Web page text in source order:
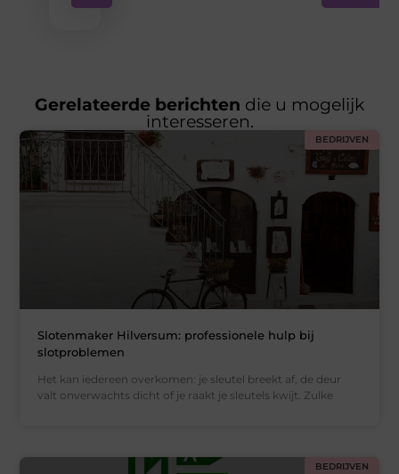
Gerelateerde berichten die u mogelijk
interesseren.
BEDRIJVEN
Slotenmaker Hilversum: professionele hulp bij
slotproblemen
Het kan iedereen overkomen: je sleutel breekt af, de deur
valt onverwachts dicht of je raakt je sleutels kwijt. Zulke
BEDRIJVEN